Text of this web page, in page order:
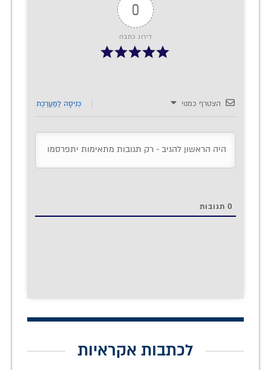
0
דירוג כתבה
הצטרף כמנוי כְּנִיסָה לַמַעֲרֶכֶת
0 תגובות
לכתבות אקראיות